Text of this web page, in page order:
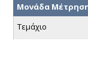
Μονάδα
Τεμάχιο